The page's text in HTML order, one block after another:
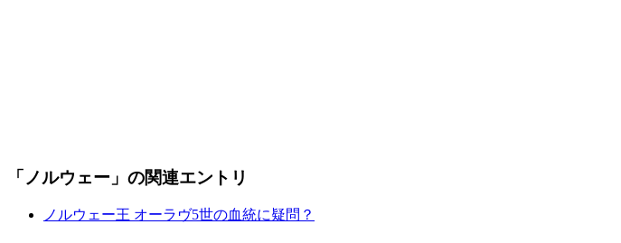
「ノルウェー」の関連エントリ
ノルウェー王 オーラヴ5世の血統に疑問？